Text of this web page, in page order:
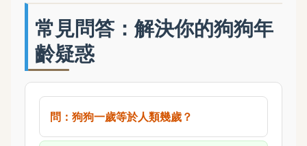
常見問答：解決你的狗狗年
齡疑惑
問：狗狗一歲等於人類幾歲？